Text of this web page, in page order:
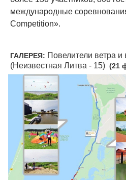
международные
Competition».
ГАЛЕРЕЯ: Повелители ветра и
(Неизвестная Литва - 15) (21